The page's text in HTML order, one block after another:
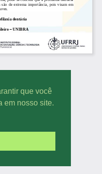
que você
em nosso site.